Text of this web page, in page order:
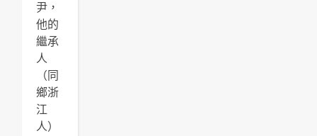
尹，
他的
繼承
人
（同
鄉浙
江
人）